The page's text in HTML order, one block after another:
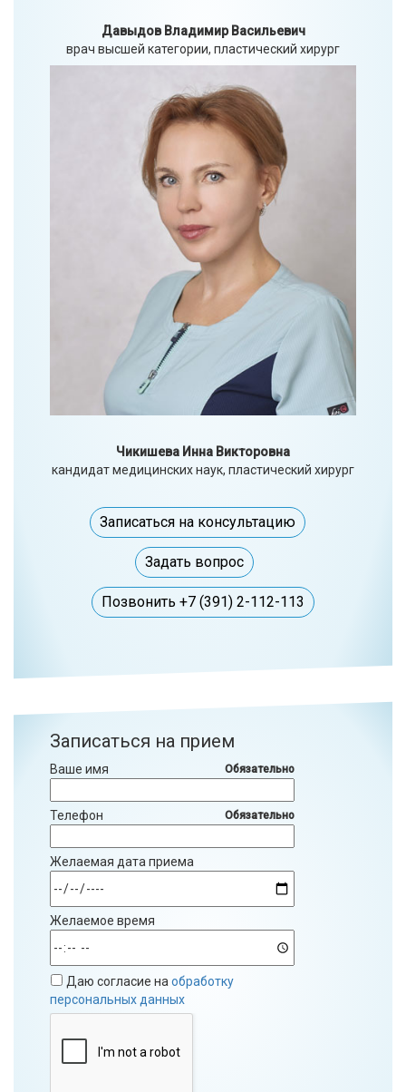
Давыдов Владимир Васильевич
врач высшей категории, пластический хирург
Чикишева Инна Викторовна
кандидат медицинских наук, пластический хирург
Записаться на консультацию
Задать вопрос
Позвонить +7 (391) 2-112-113
Записаться на прием
Ваше имя Обязательно
Телефон Обязательно
Желаемая дата приема
Желаемое время
Даю согласие наобработку
персональных данных